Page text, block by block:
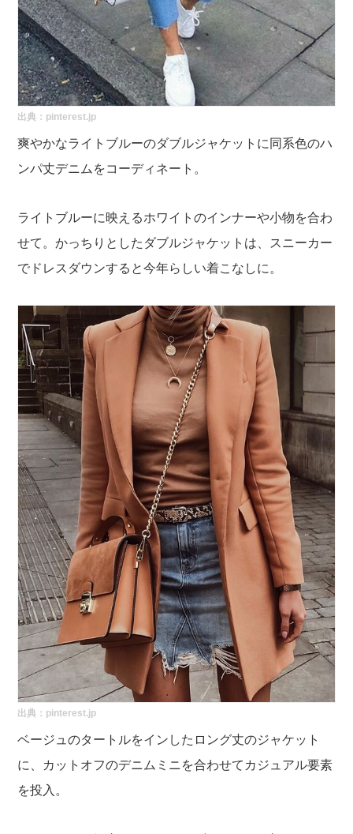
出典： pinterest.jp
爽やかなライトブルーのダブルジャケットに同系色のハ
ンパ丈デニムをコーディネート。
ライトブルーに映えるホワイトのインナーや小物を合わ
せて。かっちりとしたダブルジャケットは、スニーカー
でドレスダウンすると今年らしい着こなしに。
出典： pinterest.jp
ベージュのタートルをインしたロング丈のジャケット
に、カットオフのデニムミニを合わせてカジュアル要素
を投入。